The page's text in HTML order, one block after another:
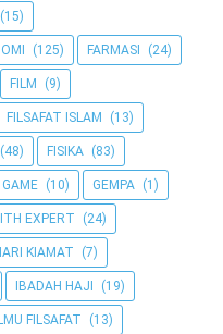
(15)
(125) FARMASI (24)
FILM (9)
FILSAFAT ISLAM (13)
(48) FISIKA (83)
GAME (10) GEMPA (1)
EXPERT (24)
KIAMAT (7)
IBADAH HAJI (19)
ILMU FILSAFAT (13)